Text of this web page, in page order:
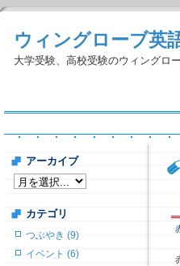
ウィングローブ英
大学受験、高校受験のウィングロ
アーカイブ
カテゴリ
つぶやき (9)
イベント (6)